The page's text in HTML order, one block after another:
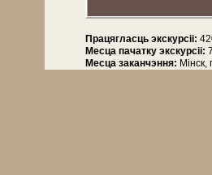
Працягласць экскурсіі:
Месца пачатку экскурсіі:
Месца заканчэння: